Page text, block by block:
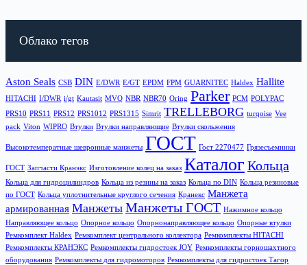
Облако тегов
Aston Seals CSB DIN E/DWR E/GT EPDM FPM GUARNITEC Haldex Hallite
HITACHI I/DWR i/gt Kautasit MVQ NBR NBR70 Oring Parker PCM POLYPAC
PRS10 PRS11 PRS12 PRS1012 PRS1315 Simrit TRELLEBORG turqoise Vee
pack Viton WIPRO Втулки Втулки направляющие Втулки скольжения
Высокотемператные шевронные манжеты ГОСТ Гост 2270477 Грязесъемники
ГОСТ Запчасти Кранэкс Изготовление колец на заказ Каталог Кольца
Кольца для гидроцилиндров Кольца из резины на заказ Кольца по DIN Кольца резиновые
по ГОСТ Кольца уплотнительные круглого сечения Кранекс Манжета
армированная Манжеты Манжеты ГОСТ Нажимное кольцо
Направляющее кольцо Опорное кольцо Опорнонаправляющее кольцо Опорные втулки
Ремкомплект Haldex Ремкомплект центрального коллектора Ремкомплекты HITACHI
Ремкомплекты КРАНЭКС Ремкомплекты гидростоек JOY Ремкомплекты горношахтного
оборудования Ремкомплекты для гидромоторов Ремкомплекты для гидростоек Тагор